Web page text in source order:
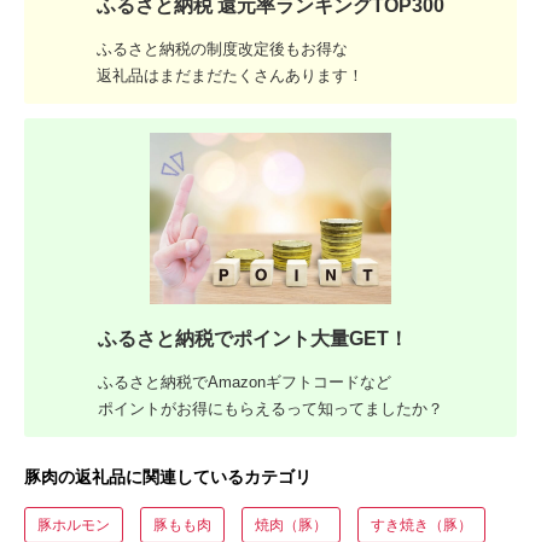
ふるさと納税 還元率ランキングTOP300
ふるさと納税の制度改定後もお得な
返礼品はまだまだたくさんあります！
ふるさと納税でポイント大量GET！
ふるさと納税でAmazonギフトコードなど
ポイントがお得にもらえるって知ってましたか？
豚肉の返礼品に関連しているカテゴリ
豚ホルモン 豚もも肉 焼肉（豚） すき焼き（豚）